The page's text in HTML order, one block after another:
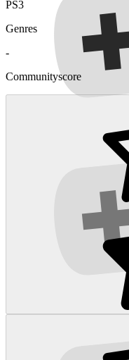
PS3
Genres
-
Communityscore